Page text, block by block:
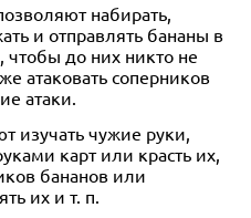
набирать,
и отправлять бананы в
чтобы до них никто не
атаковать соперников
атаки.
изучать чужие руки,
карт или красть их,
бананов или
их и т. п.